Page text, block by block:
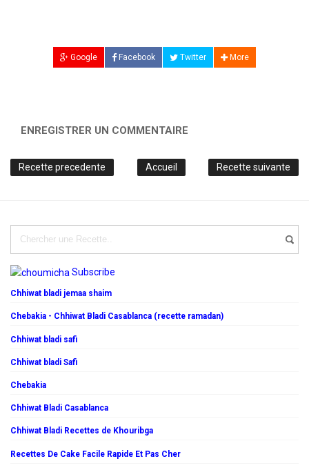
Google Facebook Twitter More
ENREGISTRER UN COMMENTAIRE
Recette precedente Recette suivante
Accueil
Subscribe
Chhiwat bladi jemaa shaim
Chebakia - Chhiwat Bladi Casablanca (recette ramadan)
Chhiwat bladi safi
Chhiwat bladi Safi
Chebakia
Chhiwat Bladi Casablanca
Chhiwat Bladi Recettes de Khouribga
Recettes De Cake Facile Rapide Et Pas Cher